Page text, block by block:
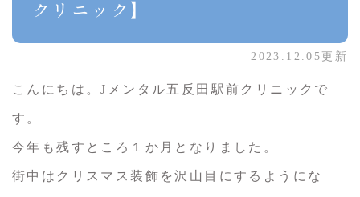
クリニック】
2023.12.05更新
こんにちは。Jメンタル五反田駅前クリニックで
す。
今年も残すところ１か月となりました。
街中はクリスマス装飾を沢山目にするようにな